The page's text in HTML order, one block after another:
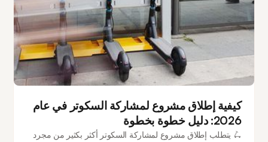
كيفية إطلاق مشروع لمشاركة السكوتر في عام
2026: دليل خطوة بخطوة
🛴 يتطلب إطلاق مشروع لمشاركة السكوتر أكثر بكثير من مجرد